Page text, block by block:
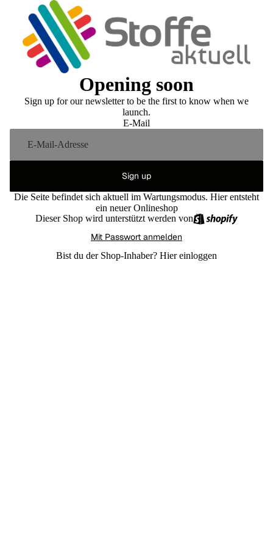
Opening soon
Sign up for our newsletter to be the first to know when we
launch.
E-Mail
Sign up
Die Seite befindet sich aktuell im Wartungsmodus. Hier entsteht
ein neuer Onlineshop
Dieser Shop wird unterstützt werden von
Mit Passwort anmelden
Bist du der Shop-Inhaber? Hier einloggen